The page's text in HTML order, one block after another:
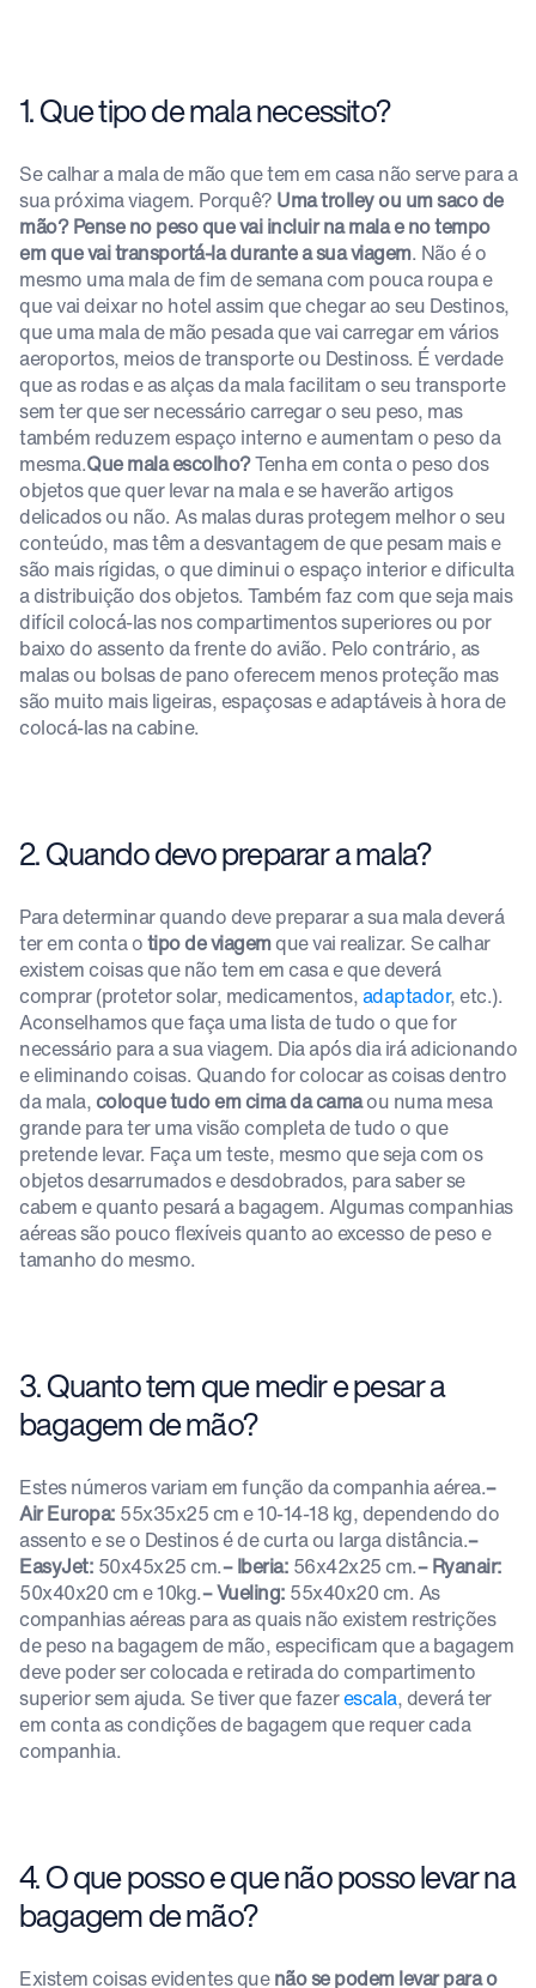
1. Que tipo de mala necessito?
Se calhar a mala de mão que tem em casa não serve para a
sua próxima viagem. Porquê? Uma trolley ou um saco de
mão? Pense no peso que vai incluir na mala e no tempo
em que vai transportá-la durante a sua viagem. Não é o
mesmo uma mala de fim de semana com pouca roupa e
que vai deixar no hotel assim que chegar ao seu Destinos,
que uma mala de mão pesada que vai carregar em vários
aeroportos, meios de transporte ou Destinoss. É verdade
que as rodas e as alças da mala facilitam o seu transporte
sem ter que ser necessário carregar o seu peso, mas
também reduzem espaço interno e aumentam o peso da
mesma.Que mala escolho?Tenha em conta o peso dos
objetos que quer levar na mala e se haverão artigos
delicados ou não. As malas duras protegem melhor o seu
conteúdo, mas têm a desvantagem de que pesam mais e
são mais rígidas, o que diminui o espaço interior e dificulta
a distribuição dos objetos. Também faz com que seja mais
difícil colocá-las nos compartimentos superiores ou por
baixo do assento da frente do avião. Pelo contrário, as
malas ou bolsas de pano oferecem menos proteção mas
são muito mais ligeiras, espaçosas e adaptáveis à hora de
colocá-las na cabine.
2. Quando devo preparar a mala?
Para determinar quando deve preparar a sua mala deverá
ter em conta otipo de viagemque vai realizar. Se calhar
existem coisas que não tem em casa e que deverá
comprar (protetor solar, medicamentos,adaptador, etc.).
Aconselhamos que faça uma lista de tudo o que for
necessário para a sua viagem. Dia após dia irá adicionando
e eliminando coisas. Quando for colocar as coisas dentro
da mala,coloque tudo em cima da camaou numa mesa
grande para ter uma visão completa de tudo o que
pretende levar. Faça um teste, mesmo que seja com os
objetos desarrumados e desdobrados, para saber se
cabem e quanto pesará a bagagem. Algumas companhias
aéreas são pouco flexíveis quanto ao excesso de peso e
tamanho do mesmo.
3. Quanto tem que medir e pesar a
bagagem de mão?
Estes números variam em função da companhia aérea.–
Air Europa: 55x35x25 cm e 10-14-18 kg, dependendo do
assento e se o Destinos é de curta ou larga distância.–
EasyJet: 50x45x25 cm.– Iberia: 56x42x25 cm.– Ryanair:
50x40x20 cm e 10kg.– Vueling: 55x40x20 cm. As
companhias aéreas para as quais não existem restrições
de peso na bagagem de mão, especificam que a bagagem
deve poder ser colocada e retirada do compartimento
superior sem ajuda. Se tiver que fazerescala, deverá ter
em conta as condições de bagagem que requer cada
companhia.
4. O que posso e que não posso levar na
bagagem de mão?
Existem coisas evidentes quenão se podem levar para o